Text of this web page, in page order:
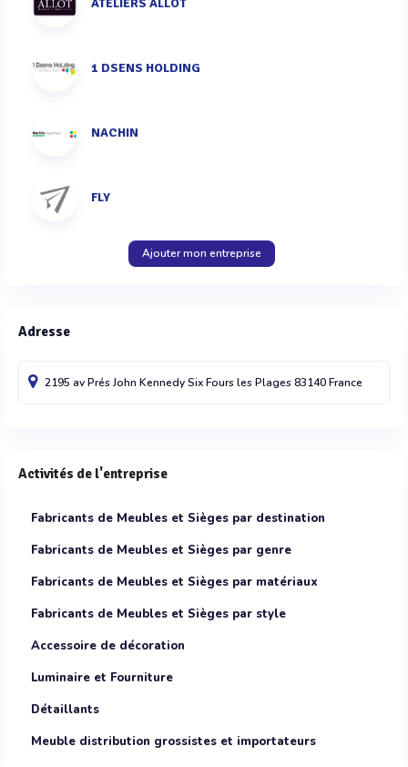
1 DSENS HOLDING
NACHIN
FLY
Ajouter mon entreprise
Adresse
2195 av Prés John KennedySix Fours les Plages83140France
Activités de l'entreprise
Fabricants de Meubles et Sièges par destination
Fabricants de Meubles et Sièges par genre
Fabricants de Meubles et Sièges par matériaux
Fabricants de Meubles et Sièges par style
Accessoire de décoration
Luminaire et Fourniture
Détaillants
Meuble distribution grossistes et importateurs